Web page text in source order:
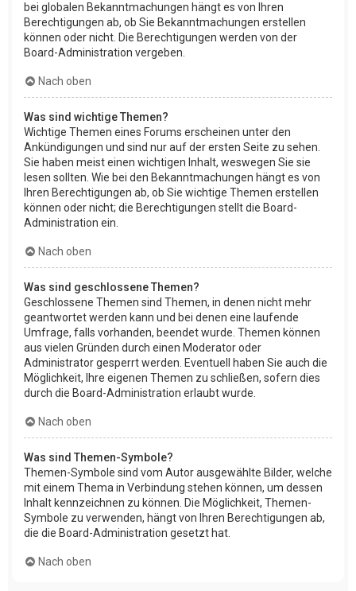
bei globalen Bekanntmachungen hängt es von Ihren
Berechtigungen ab, ob Sie Bekanntmachungen erstellen
können oder nicht. Die Berechtigungen werden von der
Board-Administration vergeben.
Nach oben
Was sind wichtige Themen?
Wichtige Themen eines Forums erscheinen unter den
Ankündigungen und sind nur auf der ersten Seite zu sehen.
Sie haben meist einen wichtigen Inhalt, weswegen Sie sie
lesen sollten. Wie bei den Bekanntmachungen hängt es von
Ihren Berechtigungen ab, ob Sie wichtige Themen erstellen
können oder nicht; die Berechtigungen stellt die Board-
Administration ein.
Nach oben
Was sind geschlossene Themen?
Geschlossene Themen sind Themen, in denen nicht mehr
geantwortet werden kann und bei denen eine laufende
Umfrage, falls vorhanden, beendet wurde. Themen können
aus vielen Gründen durch einen Moderator oder
Administrator gesperrt werden. Eventuell haben Sie auch die
Möglichkeit, Ihre eigenen Themen zu schließen, sofern dies
durch die Board-Administration erlaubt wurde.
Nach oben
Was sind Themen-Symbole?
Themen-Symbole sind vom Autor ausgewählte Bilder, welche
mit einem Thema in Verbindung stehen können, um dessen
Inhalt kennzeichnen zu können. Die Möglichkeit, Themen-
Symbole zu verwenden, hängt von Ihren Berechtigungen ab,
die die Board-Administration gesetzt hat.
Nach oben